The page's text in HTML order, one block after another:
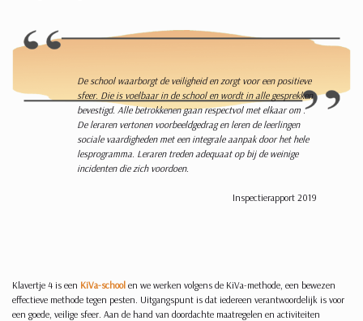
De school waarborgt de veiligheid en zorgt voor een positieve
sfeer. Die is voelbaar in de school en wordt in alle gesprekken
bevestigd. Alle betrokkenen gaan respectvol met elkaar om .
De leraren vertonen voorbeeldgedrag en leren de leerlingen
sociale vaardigheden met een integrale aanpak door het hele
lesprogramma. Leraren treden adequaat op bij de weinige
incidenten die zich voordoen.
Inspectierapport 2019
Klavertje 4 is een KiVa-school en we werken volgens de KiVa-methode, een bewezen
effectieve methode tegen pesten. Uitgangspunt is dat iedereen verantwoordelijk is voor
een goede, veilige sfeer. Aan de hand van doordachte maatregelen en activiteiten